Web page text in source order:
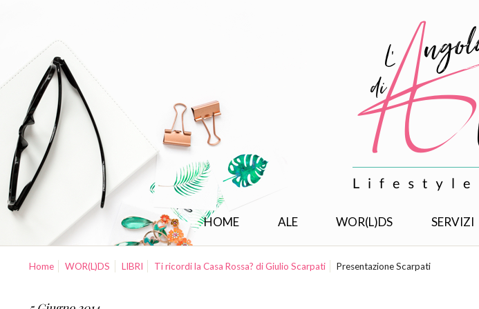
HOME ALE WOR(L)DS SERVIZI
Home WOR(L)DS LIBRI Ti ricordi la Casa Rossa? di Giulio Scarpati Presentazione Scarpati